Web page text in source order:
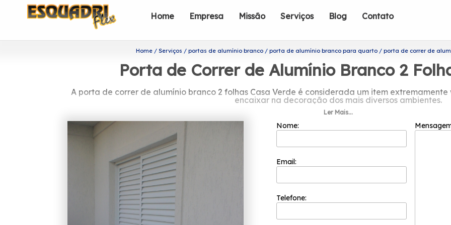
Home Empresa Missão Serviços Blog Contato
Home Serviços portas de alumínio branco porta de alumínio branco para quarto porta de correr de
Porta de Correr de Alumínio Branco 2
A porta de correr de alumínio branco 2 folhas Casa Verde é considerada um item
encaixar na decoração dos mais diversos ambientes.
Quer saber mais sobre porta de correr de alumínio branco
A Esquadriflex é uma das empresas mais bem cotadas do segmento de esquadrias. Com a sua
de profissionais formada somente por colaboradores competentes que buscam a total
inovação e evolução dos processos.
Busca por porta de correr de alumínio branco 2 folhas Casa Verde? Proporcionando as
Esquadriflex é a melhor opção, já que oferece serviços como o de Esquadrias de Alumínio sob
Oferecemos também a opção de Fundada em 2002, a Esquadriflex é uma das empresas mais
não deixe de entrar em contato para saber mais.
Ler Mais...
Nome:
Email:
Telefone: